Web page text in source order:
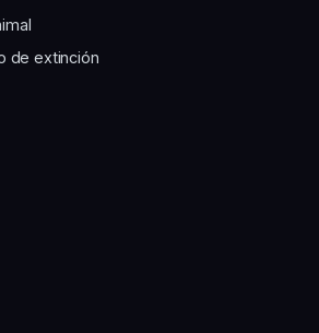
de extinción